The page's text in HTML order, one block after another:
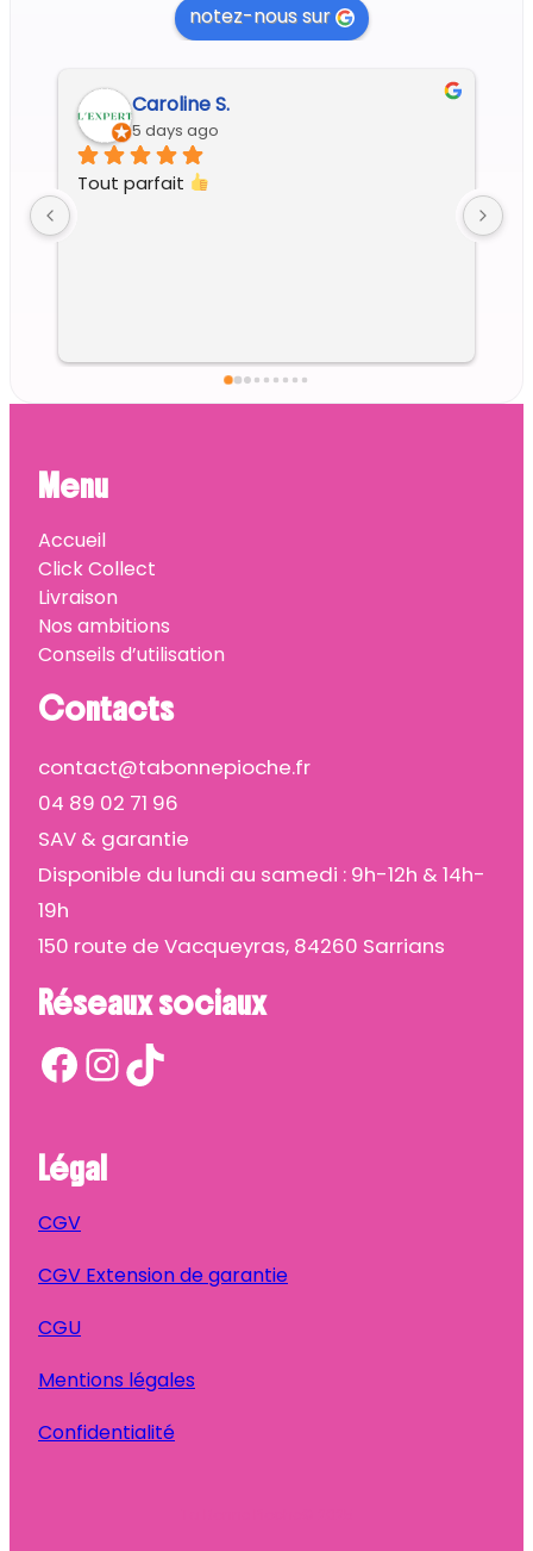
notez-nous sur
Caroline S.
5 days ago
Tout parfait
Menu
Accueil
Click Collect
Livraison
Nos ambitions
Conseils d’utilisation
Contacts
contact@tabonnepioche.fr
04 89 02 71 96
SAV & garantie
Disponible du lundi au samedi : 9h-12h & 14h-
19h
150 route de Vacqueyras, 84260 Sarrians
Réseaux sociaux
Facebook InstagramTikTok
Légal
CGV
CGV Extension de garantie
CGU
Mentions légales
Confidentialité